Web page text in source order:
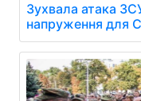
Зухвала атака
напруження для